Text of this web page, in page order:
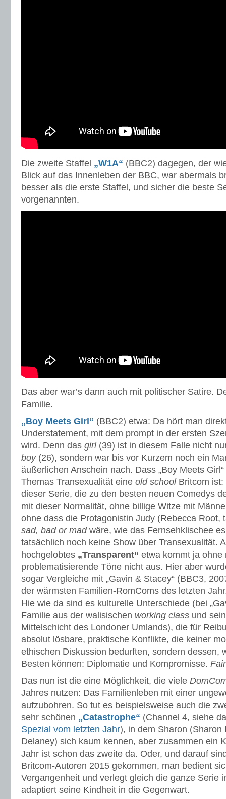
Die zweite Staffel „W1A“ (BBC2) dagegen, der
Blick auf das Innenleben der BBC, war abermals
besser als die erste Staffel, und sicher die beste
vorgenannten.
Das aber war’s dann auch mit politischer Satire.
Familie.
„Boy Meets Girl“ (BBC2) etwa: Da hört man
Understatement, mit dem prompt in der ersten
wird. Denn das girl(39) ist in diesem Falle nicht
boy(26), sondern war bis vor Kurzem noch ein
äußerlichen Anschein nach. Dass „Boy Meets
Themas Transexualität eine old schoolBritcom ist:
dieser Serie, die zu den besten neuen Comedys
mit dieser Normalität, ohne billige Witze mit
ohne dass die Protagonistin Judy (Rebecca Root,
sad, bad or madwäre, wie das Fernsehklischee
tatsächlich noch keine Show über Transexualität.
hochgelobtes „Transparent“ etwa kommt ja ohne
problematisierende Töne nicht aus. Hier aber
sogar Vergleiche mit „Gavin & Stacey“ (BBC3,
der wärmsten Familien-RomComs des letzten
Hie wie da sind es kulturelle Unterschiede (bei
Familie aus der walisischen working class und
Mittelschicht des Londoner Umlands), die für
absolut lösbare, praktische Konflikte, die keiner
ethischen Diskussion bedurften, sondern dessen,
Besten können: Diplomatie und Kompromisse.
Das nun ist die eine Möglichkeit, die viele
Jahres nutzen: Das Familienleben mit einer
aufzubohren. So tut es beispielsweise auch die
sehr schönen „Catastrophe“ (Channel 4, siehe
Spezial vom letzten Jahr), in dem Sharon (Sharon
Delaney) sich kaum kennen, aber zusammen ein
Jahr ist schon das zweite da. Oder, und darauf
Britcom-Autoren 2015 gekommen, man bedient
Vergangenheit und verlegt gleich die ganze Serie
adaptiert seine Kindheit in die Gegenwart.